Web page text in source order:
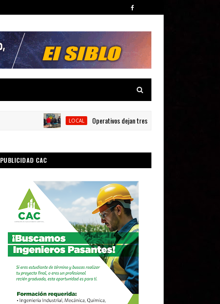
LOCAL Operativos dejan tres detenidos y siete armas
PUBLICIDAD CAC